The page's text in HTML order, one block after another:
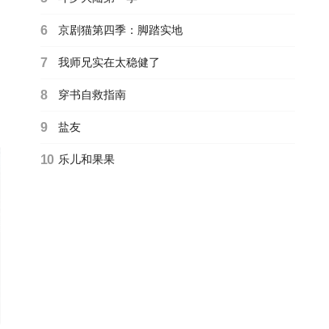
6 京剧猫第四季：脚踏实地
7 我师兄实在太稳健了
8 穿书自救指南
9 盐友
10 乐儿和果果